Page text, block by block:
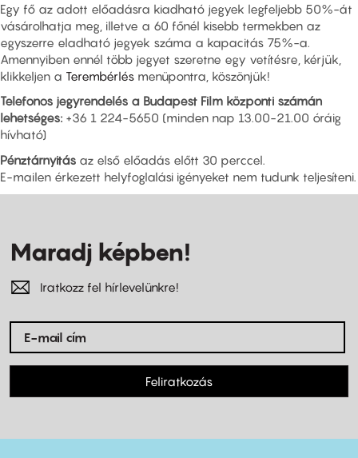
Egy fő az adott előadásra kiadható jegyek legfeljebb 50%-át
vásárolhatja meg, illetve a 60 főnél kisebb termekben az
egyszerre eladható jegyek száma a kapacitás 75%-a.
Amennyiben ennél több jegyet szeretne egy vetítésre, kérjük,
klikkeljen a Terembérlés menüpontra, köszönjük!
Telefonos jegyrendelés a Budapest Film központi számán
lehetséges: +36 1 224-5650 (minden nap 13.00-21.00 óráig
hívható)
Pénztárnyitás az első előadás előtt 30 perccel.
E-mailen érkezett helyfoglalási igényeket nem tudunk teljesíteni.
Maradj képben!
Iratkozz fel hírlevelünkre!
Feliratkozás